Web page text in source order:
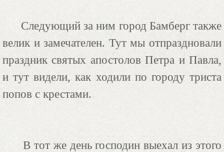
Следующий за ним город Бамберг также
велик и замечателен. Тут мы отпраздновали
праздник святых апостолов Петра и Павла,
и тут видели, как ходили по городу триста
попов с крестами.
В тот же день господин выехал из этого